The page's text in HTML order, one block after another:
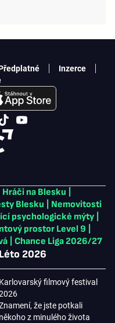
Hráči na Blesku
Blesku
Nemovitosti
psychologické mýty
prostor Level 9
Chance Liga 2026/27
Léto 2026
Karlovarský filmový festival
že jste potkali
někoho z minulého života
Inzerce